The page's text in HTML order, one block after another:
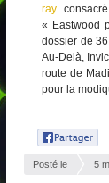
ray
« Eastwood
dossier de
Au-Delà,
route de
pour la
Posté le 5